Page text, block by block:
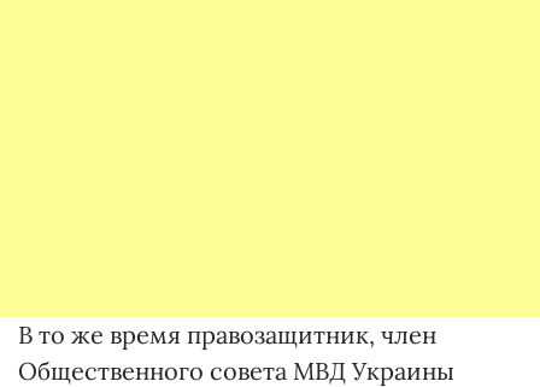
В то же время правозащитник, член
Общественного совета МВД Украины